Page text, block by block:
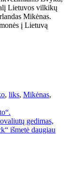
Lietuvos vilkikų
Mikėnas.
į Lietuvą
, liks, Mikėnas,
gedimas,
išmetė daugiau